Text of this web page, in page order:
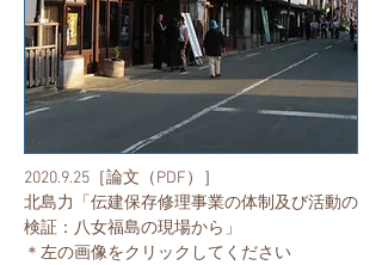
2020.9.25 ［論文（PDF）］
北島力「伝建保存修理事業の体制及び活動の
検証：八女福島の現場から」
​＊左の画像をクリックしてください